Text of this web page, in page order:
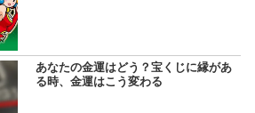
あなたの金運はどう？宝くじに縁があ
る時、金運はこう変わる